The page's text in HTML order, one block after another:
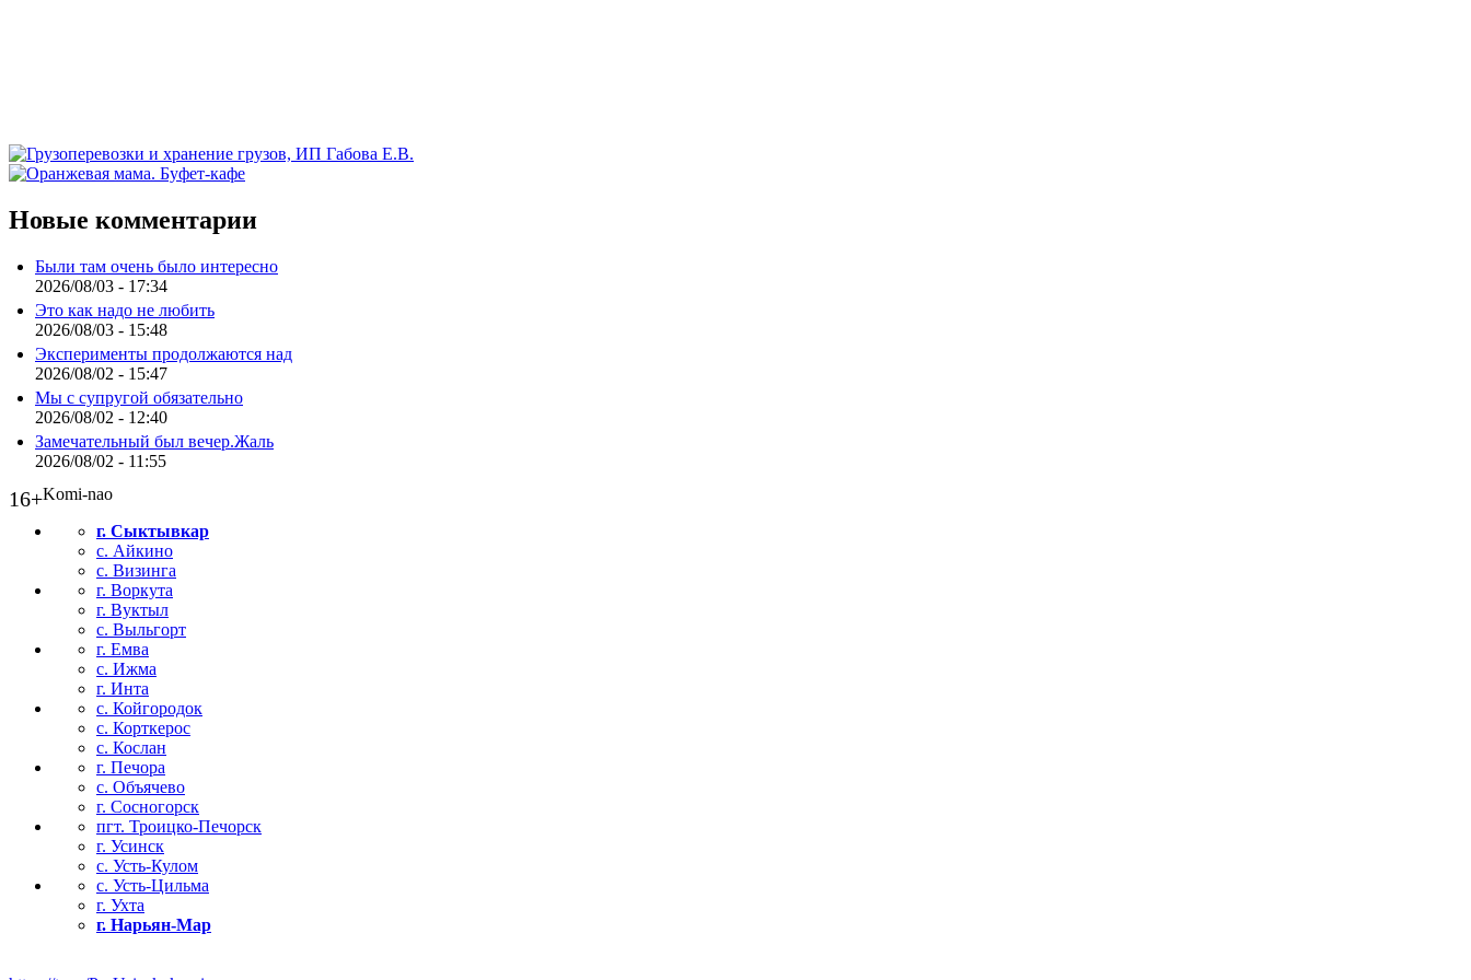
Новые комментарии
Были там очень было интересно
2026/08/03 - 17:34
Это как надо не любить
2026/08/03 - 15:48
Эксперименты продолжаются над
2026/08/02 - 15:47
Мы с супругой обязательно
2026/08/02 - 12:40
Замечательный был вечер.Жаль
2026/08/02 - 11:55
16+Komi-nao
г. Сыктывкар
с. Айкино
с. Визинга
г. Воркута
г. Вуктыл
с. Выльгорт
г. Емва
с. Ижма
г. Инта
с. Койгородок
с. Корткерос
с. Кослан
г. Печора
с. Объячево
г. Сосногорск
пгт. Троицко-Печорск
г. Усинск
с. Усть-Кулом
с. Усть-Цильма
г. Ухта
г. Нарьян-Мар